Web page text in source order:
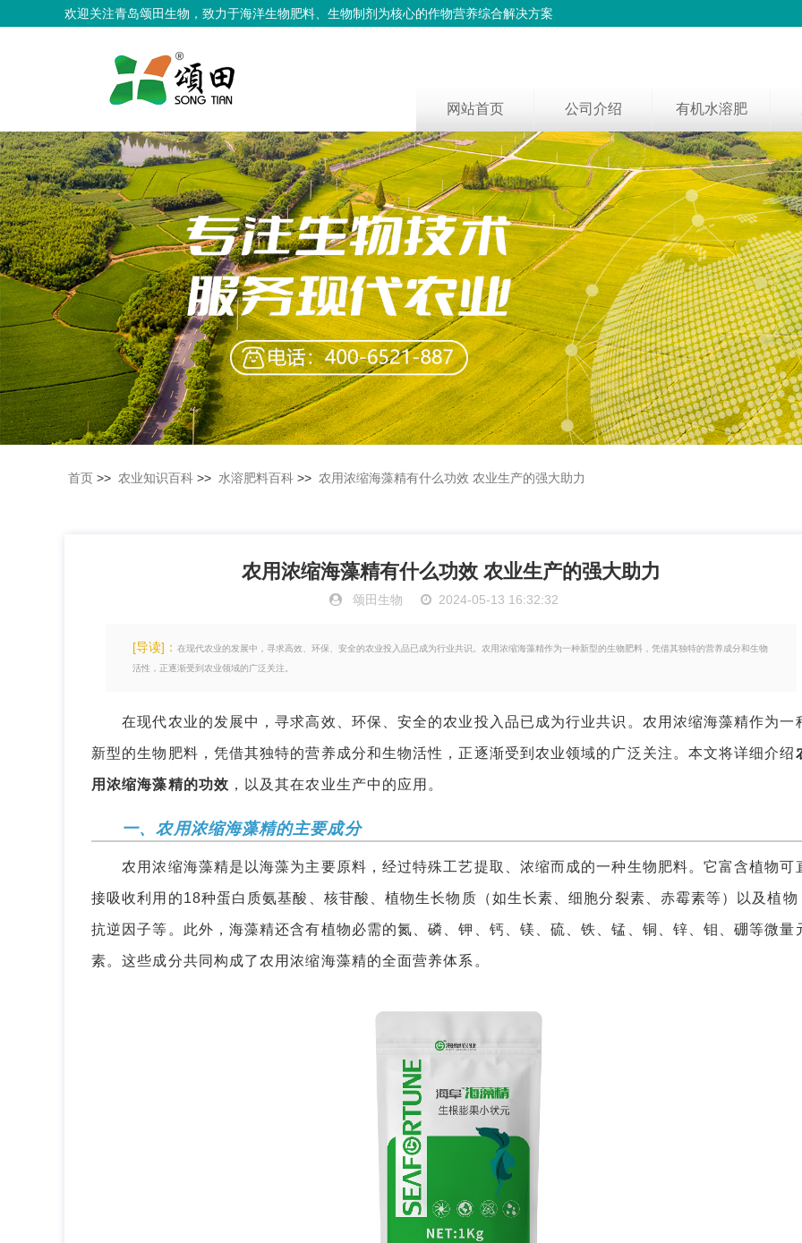
欢迎关注青岛颂田生物，致力于海洋生物肥料、生物制剂为核心的作物营养综合解决方案
网站首页 公司介绍 有机水溶肥
首页 >> 农业知识百科 >> 水溶肥料百科 >> 农用浓缩海藻精有什么功效 农业生产的强大助力
农用浓缩海藻精有什么功效 农业生产的强大助力
颂田生物 2024-05-13 16:32:32
[导读]： 在现代农业的发展中，寻求高效、环保、安全的农业投入品已成为行业共识。农用浓缩海藻精作为一种新型的生物肥料，凭借其独特的营养成分和生物
活性，正逐渐受到农业领域的广泛关注。
在现代农业的发展中，寻求高效、环保、安全的农业投入品已成为行业共识。农用浓缩海藻精作为一
新型的生物肥料，凭借其独特的营养成分和生物活性，正逐渐受到农业领域的广泛关注。本文将详细介绍
用浓缩海藻精的功效 ，以及其在农业生产中的应用。
一、农用浓缩海藻精的主要成分
农用浓缩海藻精是以海藻为主要原料，经过特殊工艺提取、浓缩而成的一种生物肥料。它富含植物可
接吸收利用的18种蛋白质氨基酸、核苷酸、植物生长物质（如生长素、细胞分裂素、赤霉素等）以及植物
抗逆因子等。此外，海藻精还含有植物必需的氮、磷、钾、钙、镁、硫、铁、锰、铜、锌、钼、硼等微量
素。这些成分共同构成了农用浓缩海藻精的全面营养体系。